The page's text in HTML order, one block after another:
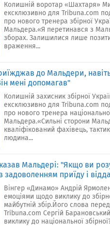
Колишній воротар «Шахтаря»
ексклюзивно для Tribuna.com
про нового тренера збірної
Мальдера.«Я перетинався з
зборах. Залишилися лише
враження...
до Мальдери,
мені допомагав"
Колишній захисник збірної
ексклюзивно для Tribuna.com
про нового тренера
Мальдера.«Сильні сторони
кваліфікований фахівець,
людина...
Мальдері: "Якщо ви
задоволенням приїду і
Вінгер «Динамо» Андрій
емоціями щодо виклику до
майбутній збір.Його слова
Tribuna.com Сергій
виклику до національної